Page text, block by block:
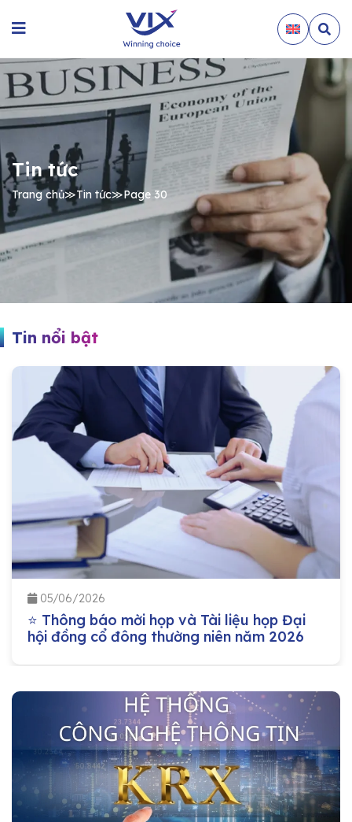
Tin tức
Trang chủ≫Tin tức≫Page 30
Tin nổi bật
05/06/2026
⭐ Thông báo mời họp và Tài liệu họp Đại
hội đồng cổ đông thường niên năm 2026